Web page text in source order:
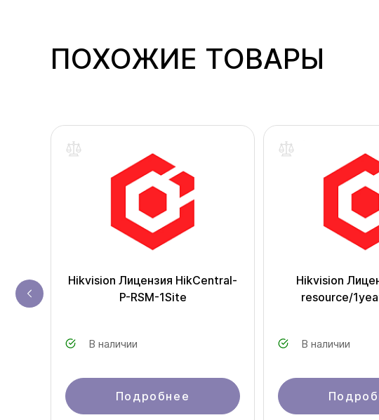
ПОХОЖИЕ ТОВАРЫ
Hikvision Лицензия HikCentral-
P-RSM-1Site
В наличии
Подробнее
Hikvision
resource/
В наличии